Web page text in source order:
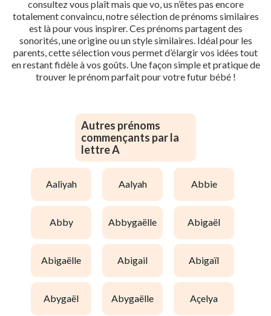
consultez vous plaît mais que vo, us n’êtes pas encore
totalement convaincu, notre sélection de prénoms similaires
est là pour vous inspirer. Ces prénoms partagent des
sonorités, une origine ou un style similaires. Idéal pour les
parents, cette sélection vous permet d’élargir vos idées tout
en restant fidèle à vos goûts. Une façon simple et pratique de
trouver le prénom parfait pour votre futur bébé !
Autres prénoms
commençants par la
lettre A
aaliyah aalyah abbie
abby abbygaëlle abigaël
abigaëlle abigail abigaïl
abygaël abygaëlle açelya